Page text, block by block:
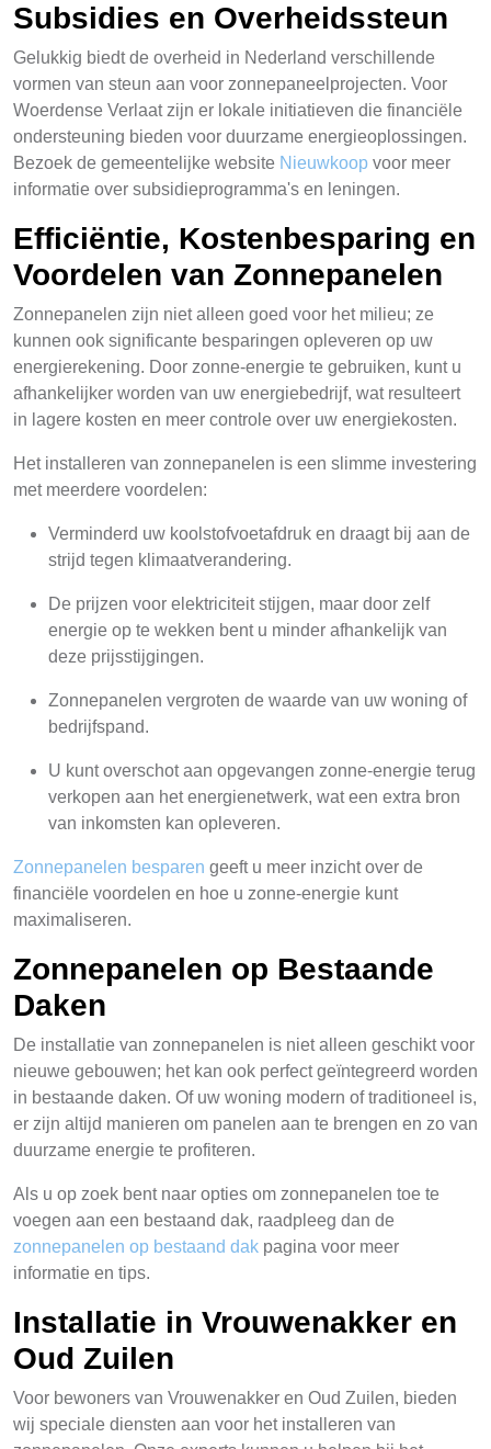
Subsidies en Overheidssteun
Gelukkig biedt de overheid in Nederland verschillende
vormen van steun aan voor zonnepaneelprojecten. Voor
Woerdense Verlaat zijn er lokale initiatieven die financiële
ondersteuning bieden voor duurzame energieoplossingen.
Bezoek de gemeentelijke website Nieuwkoop voor meer
informatie over subsidieprogramma's en leningen.
Efficiëntie, Kostenbesparing en
Voordelen van Zonnepanelen
Zonnepanelen zijn niet alleen goed voor het milieu; ze
kunnen ook significante besparingen opleveren op uw
energierekening. Door zonne-energie te gebruiken, kunt u
afhankelijker worden van uw energiebedrijf, wat resulteert
in lagere kosten en meer controle over uw energiekosten.
Het installeren van zonnepanelen is een slimme investering
met meerdere voordelen:
Verminderd uw koolstofvoetafdruk en draagt bij aan de
strijd tegen klimaatverandering.
De prijzen voor elektriciteit stijgen, maar door zelf
energie op te wekken bent u minder afhankelijk van
deze prijsstijgingen.
Zonnepanelen vergroten de waarde van uw woning of
bedrijfspand.
U kunt overschot aan opgevangen zonne-energie terug
verkopen aan het energienetwerk, wat een extra bron
van inkomsten kan opleveren.
Zonnepanelen besparen geeft u meer inzicht over de
financiële voordelen en hoe u zonne-energie kunt
maximaliseren.
Zonnepanelen op Bestaande
Daken
De installatie van zonnepanelen is niet alleen geschikt voor
nieuwe gebouwen; het kan ook perfect geïntegreerd worden
in bestaande daken. Of uw woning modern of traditioneel is,
er zijn altijd manieren om panelen aan te brengen en zo van
duurzame energie te profiteren.
Als u op zoek bent naar opties om zonnepanelen toe te
voegen aan een bestaand dak, raadpleeg dan de
zonnepanelen op bestaand dak pagina voor meer
informatie en tips.
Installatie in Vrouwenakker en
Oud Zuilen
Voor bewoners van Vrouwenakker en Oud Zuilen, bieden
wij speciale diensten aan voor het installeren van